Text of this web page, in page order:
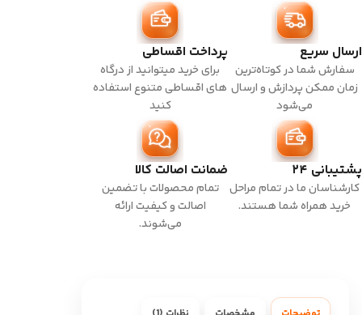
ارسال سریع
سفارش شما در کوتاه‌ترین
زمان ممکن پردازش و ارسال
می‌شود
پرداخت اقساطی
برای خرید میتوانید از درگاه
های اقساطی متنوع استفاده
کنید
پشتیبانی ۲۴
کارشناسان ما در تمام مراحل
خرید همراه شما هستند.
ضمانت اصالت کالا
تمام محصولات با تضمین
اصالت و کیفیت ارائه
می‌شوند.